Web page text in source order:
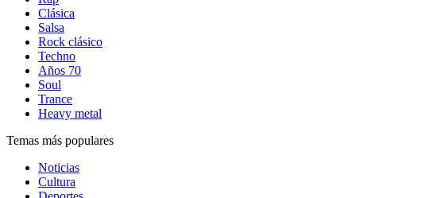
Clásica
Salsa
Rock clásico
Techno
Años 70
Soul
Trance
Heavy metal
Temas más populares
Noticias
Cultura